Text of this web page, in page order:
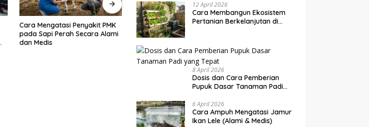
Dosis dan Cara Pemupukan
Tanaman Padi pada Fase
Vegetatif Aktif yang Tepat
Penerapan IoT dalam
Pertanian Modern di Indonesia
Ekonomi Sumber Daya Lahan:
12 April 2026
Cara Membangun Ekosistem
Pertanian Berkelanjutan di
8 April 2026
Dosis dan Cara Pemberian
Pupuk Dasar Tanaman Padi
6 April 2026
Cara Ampuh Mengatasi Jamur
Ikan Lele (Alami & Medis)